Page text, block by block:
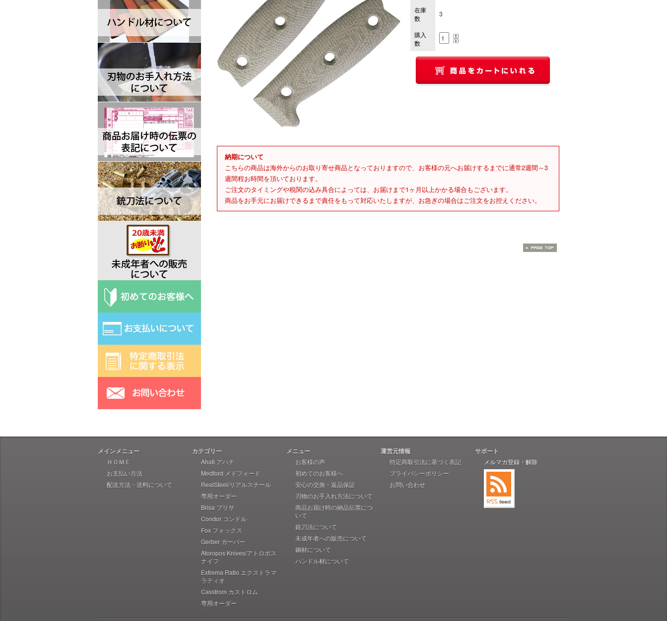
在庫
数
3
購入
数
納期について
こちらの商品は海外からのお取り寄せ商品となっておりますので、お客様の元へお届けするまでに通常2週間～3
週間程お時間を頂いております。
ご注文のタイミングや税関の込み具合によっては、お届けまで1ヶ月以上かかる場合もございます。
商品をお手元にお届けできるまで責任をもって対応いたしますが、お急ぎの場合はご注文をお控えください。
Buck バック
Camillus カミラス
Casstrom カストロム
CIVIVI シビビ
Bastinelli Creations バスティネ
リ
Cold Steel コールドスチール
Coleman コールマン
Condor コンドル
CRKT シーアールケーティ
CJRB シージェイアールビー
Cudeman ク―ドマン
Dawson ドーソン
Deejo ディージョ
EKA エカ
Elk Ridge エルクリッジ
ESEE エスイー
Exotac エクソタック
Fred Perrin フレッド・ペラン
Fobos Knives フォボス
Extrema Ratio エクストラマ ラ
ティオ
Fallkniven ファルクニーベン
Gerber ガーバー
Halfbreed Blades ハーフブリー
ドブレード
Hibben ヒビン
Hogue ホーグ
Heretic Knives ヘレティック
Imperial Schrade インペリアル
シュレード
Ka-Bar ケーバー
Ka-Bar Becker ケーバー ベッカ
ー
メインメニュー
ＨＯＭＥ
お支払い方法
配送方法・送料について
カテゴリー
Ahati アハチ
Medford メドフォード
RealSteel/リアルスチール
専用オーダー
Brisa ブリサ
Condor コンドル
Fox フォックス
Gerber ガーバー
Atoropos Knives/アトロポス
ナイフ
Extrema Ratio エクストラマ
ラティオ
Casstrom カストロム
専用オーダー
メニュー
お客様の声
初めてのお客様へ
安心の交換・返品保証
刃物のお手入れ方法について
商品お届け時の納品伝票につ
いて
銃刀法について
未成年者への販売について
鋼材について
ハンドル材について
運営元情報
特定商取引法に基づく表記
プライバシーポリシー
お問い合わせ
サポート
メルマガ登録・解除